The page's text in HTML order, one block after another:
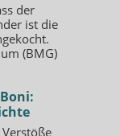
der
ist die
(BMG)